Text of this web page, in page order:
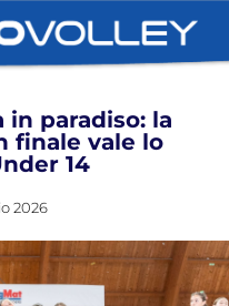
in paradiso: la
finale vale lo
14
2026